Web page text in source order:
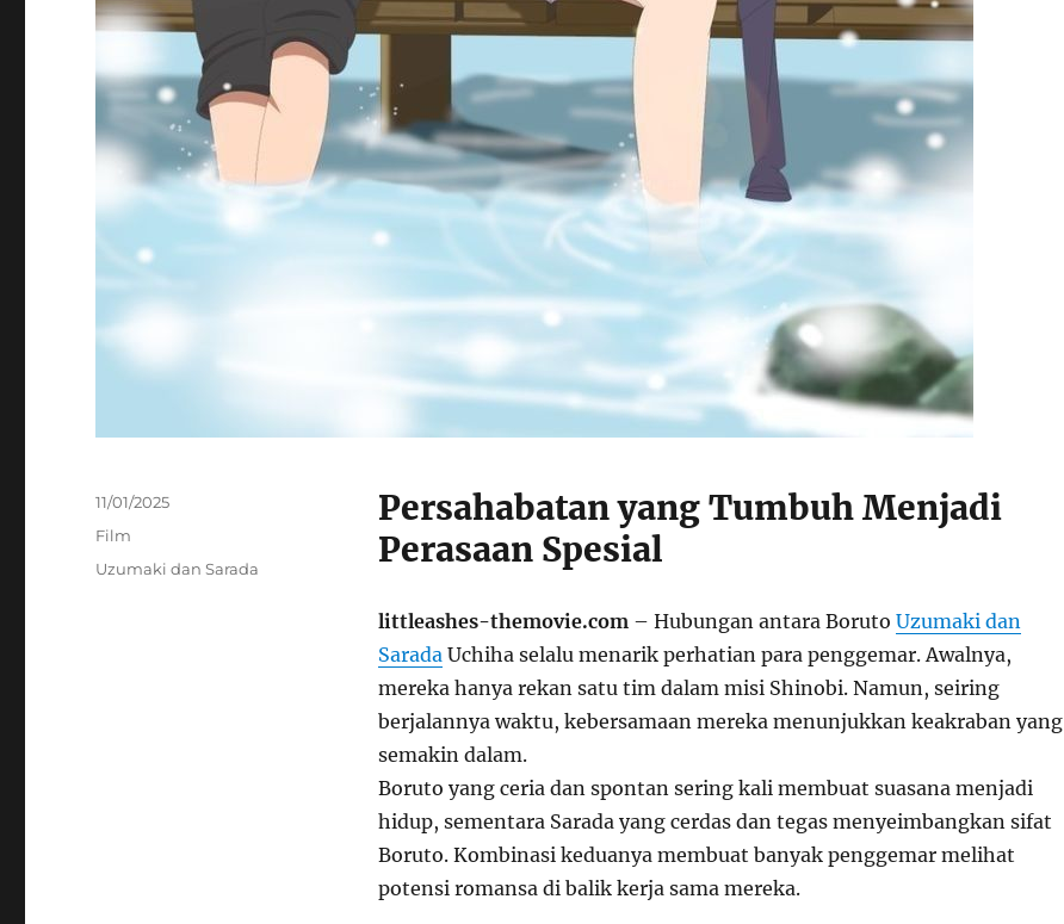
Persahabatan yang Tumbuh Menjadi
Perasaan Spesial
littleashes-themovie.com– Hubungan antara Boruto Uzumaki dan
SaradaUchiha selalu menarik perhatian para penggemar. Awalnya,
mereka hanya rekan satu tim dalam misi Shinobi. Namun, seiring
berjalannya waktu, kebersamaan mereka menunjukkan keakraban yang
semakin dalam.
Boruto yang ceria dan spontan sering kali membuat suasana menjadi
hidup, sementara Sarada yang cerdas dan tegas menyeimbangkan sifat
Boruto. Kombinasi keduanya membuat banyak penggemar melihat
potensi romansa di balik kerja sama mereka.
Posted
on
11/01/2025
Categories
Film
Tags
Uzumaki dan Sarada